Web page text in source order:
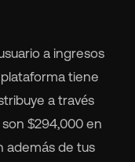
a ingresos
tiene
a través
$294,000 en
además de tus